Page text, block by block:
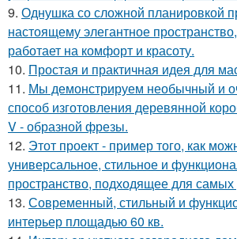
9. Однушка со сложной планировкой
настоящему элегантное
работает на комфорт и красоту.
10. Простая и практичная идея для
11. Мы демонстрируем необычный и
способ изготовления деревянной
V - образной фрезы.
12. Этот проект - пример того, как
универсальное, стильное и
пространство, подходящее для
13. Современный, стильный и
интерьер площадью 60 кв.